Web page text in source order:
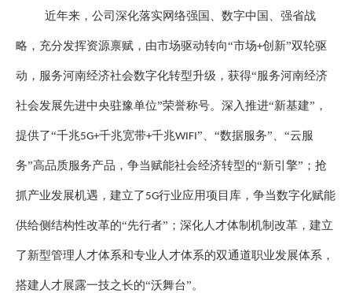
近年来，公司深化落实网络强国、数字中国、强省战
略，充分发挥资源禀赋，由市场驱动转向“市场+创新”双轮驱
动，服务河南经济社会数字化转型升级，获得“服务河南经济
社会发展先进中央驻豫单位”荣誉称号。深入推进“新基建”，
提供了“千兆5G+千兆宽带+千兆WIFI ”、“数据服务”、“云服
务”高品质服务产品，争当赋能社会经济转型的“新引擎”；抢
抓产业发展机遇，建立了 5G行业应用项目库，争当数字化赋能
供给侧结构性改革的“先行者”；深化人才体制机制改革，建立
了新型管理人才体系和专业人才体系的双通道职业发展体系，
搭建人才展露一技之长的“沃舞台”。